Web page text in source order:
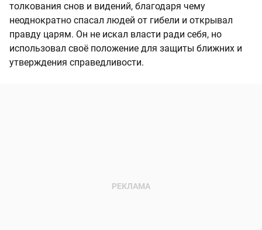
толкования снов и видений, благодаря чему
неоднократно спасал людей от гибели и открывал
правду царям. Он не искал власти ради себя, но
использовал своё положение для защиты ближних и
утверждения справедливости.